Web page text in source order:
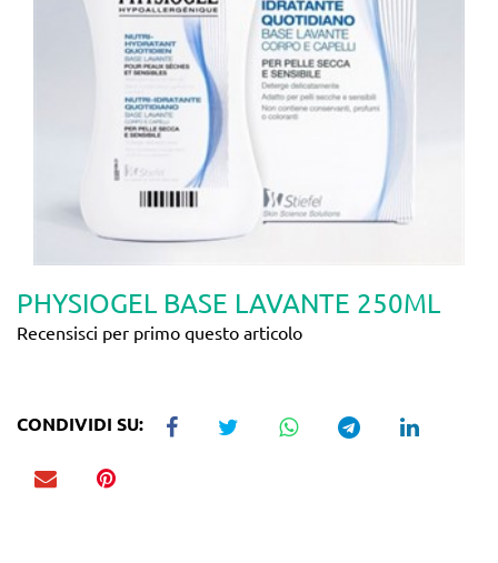
PHYSIOGEL BASE LAVANTE 250ML
Recensisci per primo questo articolo
CONDIVIDI SU: